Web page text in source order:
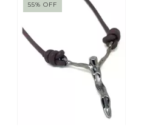
55% OFF